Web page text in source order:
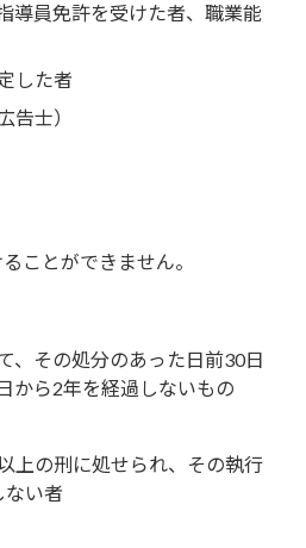
導員免許を受けた者、職業能
した者
告士）
ことができません。
、その処分のあった日前30日
から2年を経過しないもの
上の刑に処せられ、その執行
ない者